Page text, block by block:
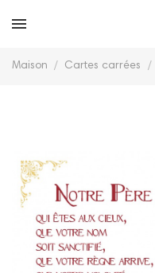
Maison Cartes carrées